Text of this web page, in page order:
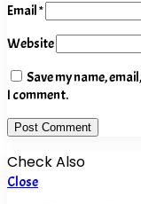
Email*
Website
Save my name,
I comment.
Check Also
Close